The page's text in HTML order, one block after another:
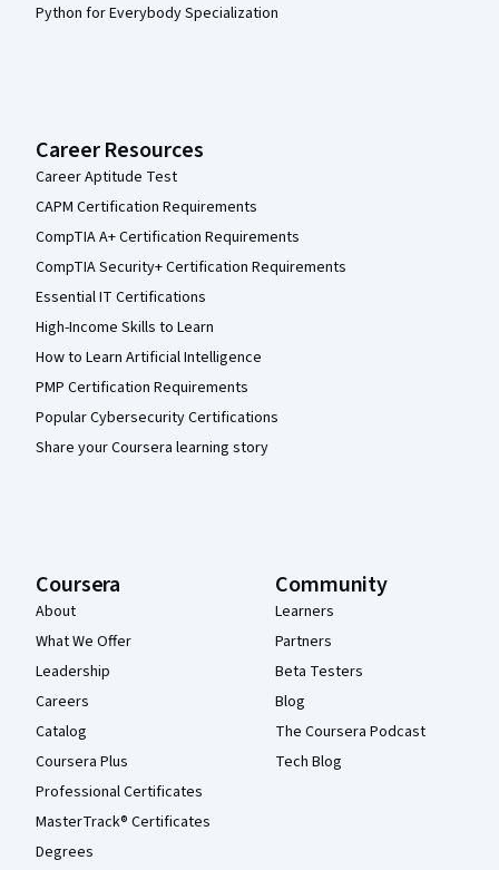
Python for Everybody Specialization
Career Resources
Career Aptitude Test
CAPM Certification Requirements
CompTIA A+ Certification Requirements
CompTIA Security+ Certification Requirements
Essential IT Certifications
High-Income Skills to Learn
How to Learn Artificial Intelligence
PMP Certification Requirements
Popular Cybersecurity Certifications
Share your Coursera learning story
Coursera
About
What We Offer
Leadership
Careers
Catalog
Coursera Plus
Professional Certificates
MasterTrack® Certificates
Degrees
Community
Learners
Partners
Beta Testers
Blog
The Coursera Podcast
Tech Blog